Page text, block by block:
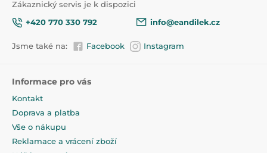
Zákaznický servis je k dispozici
+420 770 330 792
info@eandilek.cz
Jsme také na: Facebook Instagram
Informace pro vás
Kontakt
Doprava a platba
Vše o nákupu
Reklamace a vrácení zboží